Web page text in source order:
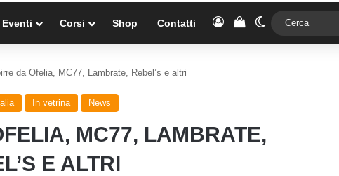
Eventi Corsi Shop Contatti AccediVedi il carrello
Cambia aspetto
da Ofelia, MC77, Lambrate, Rebel’s e altri
In vetrina News
MC77, LAMBRATE,
E ALTRI